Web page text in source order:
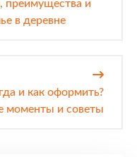
преимущества и
в деревне
и как оформить?
моменты и советы